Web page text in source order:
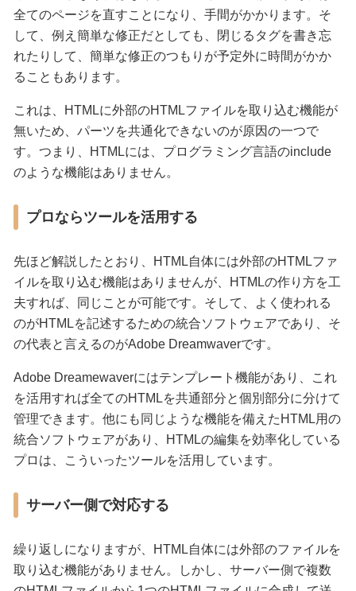
全てのページを直すことになり、手間がかかります。そ
して、例え簡単な修正だとしても、閉じるタグを書き忘
れたりして、簡単な修正のつもりが予定外に時間がかか
ることもあります。
これは、HTMLに外部のHTMLファイルを取り込む機能が
無いため、パーツを共通化できないのが原因の一つで
す。つまり、HTMLには、プログラミング言語のinclude
のような機能はありません。
プロならツールを活用する
先ほど解説したとおり、HTML自体には外部のHTMLファ
イルを取り込む機能はありませんが、HTMLの作り方を工
夫すれば、同じことが可能です。そして、よく使われる
のがHTMLを記述するための統合ソフトウェアであり、そ
の代表と言えるのがAdobe Dreamwaverです。
Adobe Dreamewaverにはテンプレート機能があり、これ
を活用すれば全てのHTMLを共通部分と個別部分に分けて
管理できます。他にも同じような機能を備えたHTML用の
統合ソフトウェアがあり、HTMLの編集を効率化している
プロは、こういったツールを活用しています。
サーバー側で対応する
繰り返しになりますが、HTML自体には外部のファイルを
取り込む機能がありません。しかし、サーバー側で複数